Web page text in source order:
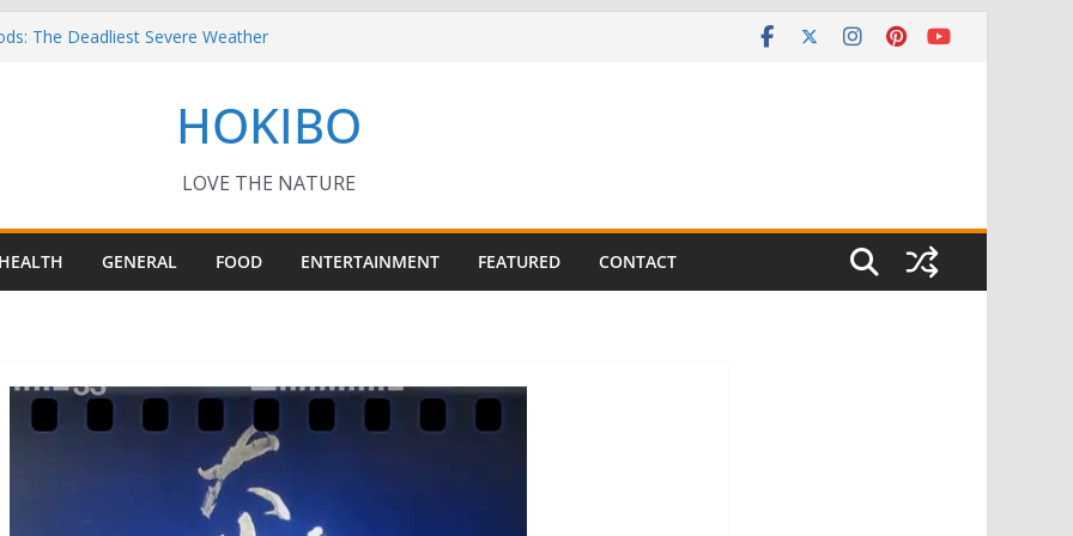
The Deadliest Severe Weather
– Interesting Capybara Facts For Kids!
for your Guinea Pig Pet for Beginners!
HOKIBO
LOVE THE NATURE
HEALTH GENERAL FOOD ENTERTAINMENT FEATURED CONTACT